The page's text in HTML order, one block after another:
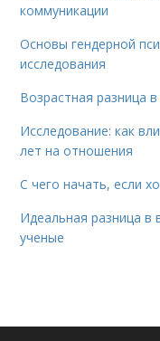
коммуникации
Основы гендерной
исследования
Возрастная разница
Исследование: как
лет на отношения
С чего начать, если
Идеальная разница в
ученые